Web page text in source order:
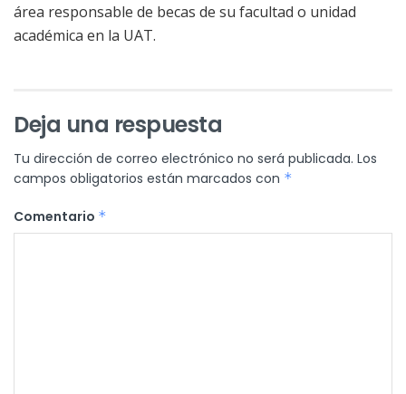
área responsable de becas de su facultad o unidad
académica en la UAT.
Deja una respuesta
Tu dirección de correo electrónico no será publicada. Los
campos obligatorios están marcados con *
Comentario *